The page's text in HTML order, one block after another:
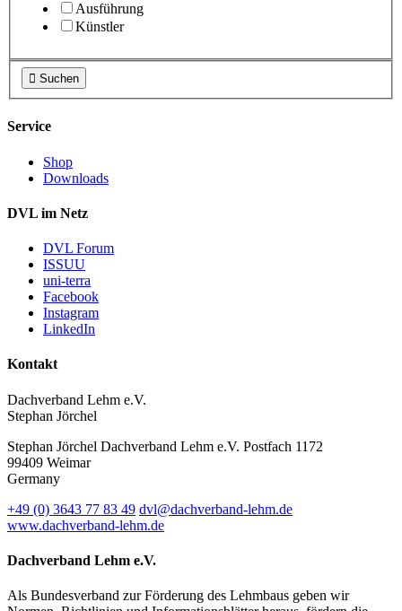
Ausführung
Künstler
 Suchen
Service
Shop
Downloads
DVL im Netz
DVL Forum
ISSUU
uni-terra
Facebook
Instagram
LinkedIn
Kontakt
Dachverband Lehm e.V.
Stephan Jörchel
Stephan Jörchel Dachverband Lehm e.V. Postfach 1172
99409 Weimar
Germany
+49 (0) 3643 77 83 49 dvl@dachverband-lehm.de
www.dachverband-lehm.de
Dachverband Lehm e.V.
Als Bundesverband zur Förderung des Lehmbaus geben wir